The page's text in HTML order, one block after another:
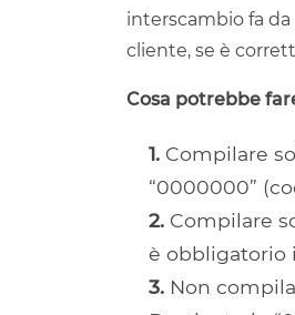
interscambio fa
cliente, se è
Cosa potrebbe
1. Compilare
“0000000”
2. Compilare
è obbligatorio
3. Non